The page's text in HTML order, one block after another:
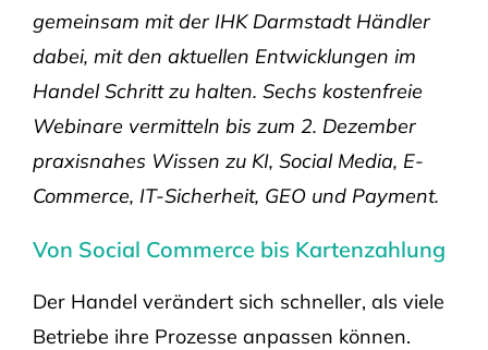
gemeinsam mit der IHK Darmstadt Händler
dabei, mit den aktuellen Entwicklungen im
Handel Schritt zu halten. Sechs kostenfreie
Webinare vermitteln bis zum 2. Dezember
praxisnahes Wissen zu KI, Social Media, E-
Commerce, IT-Sicherheit, GEO und Payment.
Von Social Commerce bis Kartenzahlung
Der Handel verändert sich schneller, als viele
Betriebe ihre Prozesse anpassen können.